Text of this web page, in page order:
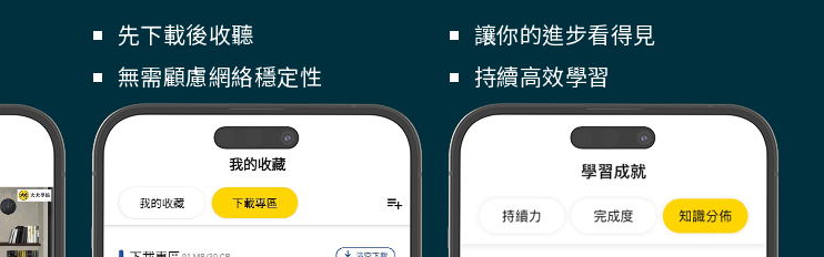
先下載後收聽
無需顧慮網絡穩定性
讓你的進步看得見
持續高效學習